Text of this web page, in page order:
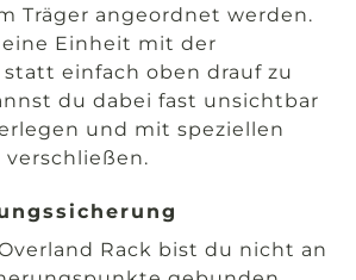
Träger angeordnet werden.
Einheit mit der
einfach oben drauf zu
du dabei fast unsichtbar
und mit speziellen
Rack bist du nicht an